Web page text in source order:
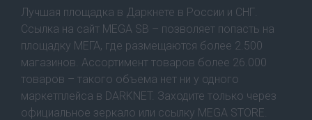
Лучшая площадка в Даркнете в России и СНГ.
Ссылка на сайт MEGA SB – позволяет попасть на
площадку МЕГА, где размещаются более 2.500
магазинов. Ассортимент товаров более 26.000
товаров – такого объема нет ни у одного
маркетплейса в DARKNET. Заходите только через
официальное зеркало или ссылку MEGA STORE.